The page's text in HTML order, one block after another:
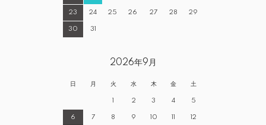
23 24 25 26 27 28 29
30 31
2026年9月
日 月 火 水 木 金 土
1 2 3 4 5
6 7 8 9 10 11 12